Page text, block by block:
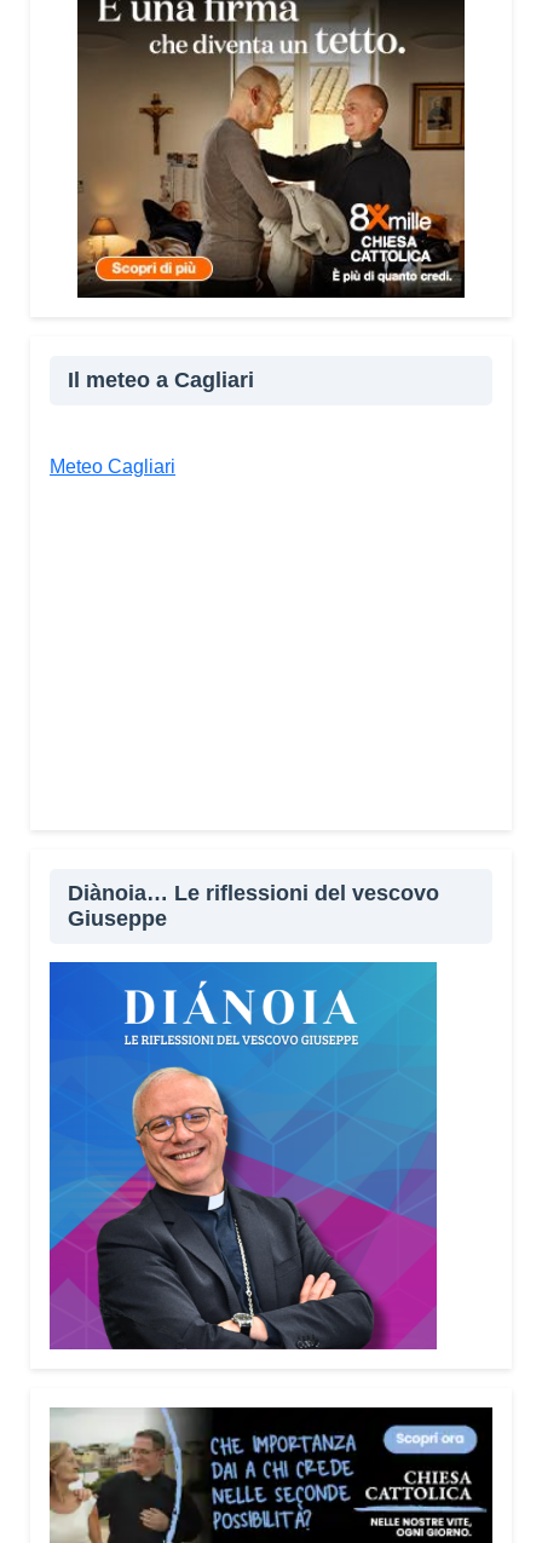
Il meteo a Cagliari
Meteo Cagliari
Diànoia… Le riflessioni del vescovo
Giuseppe